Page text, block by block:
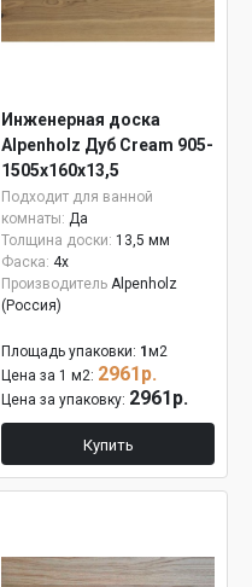
Инженерная доска
Alpenholz Дуб Cream 905-
1505х160х13,5
Подходит для ванной
комнаты: Да
Толщина доски: 13,5 мм
Фаска: 4x
Производитель Alpenholz
(Россия)
Площадь упаковки: 1 м2
Цена за 1 м2: 2961р.
Цена за упаковку: 2961р.
Купить